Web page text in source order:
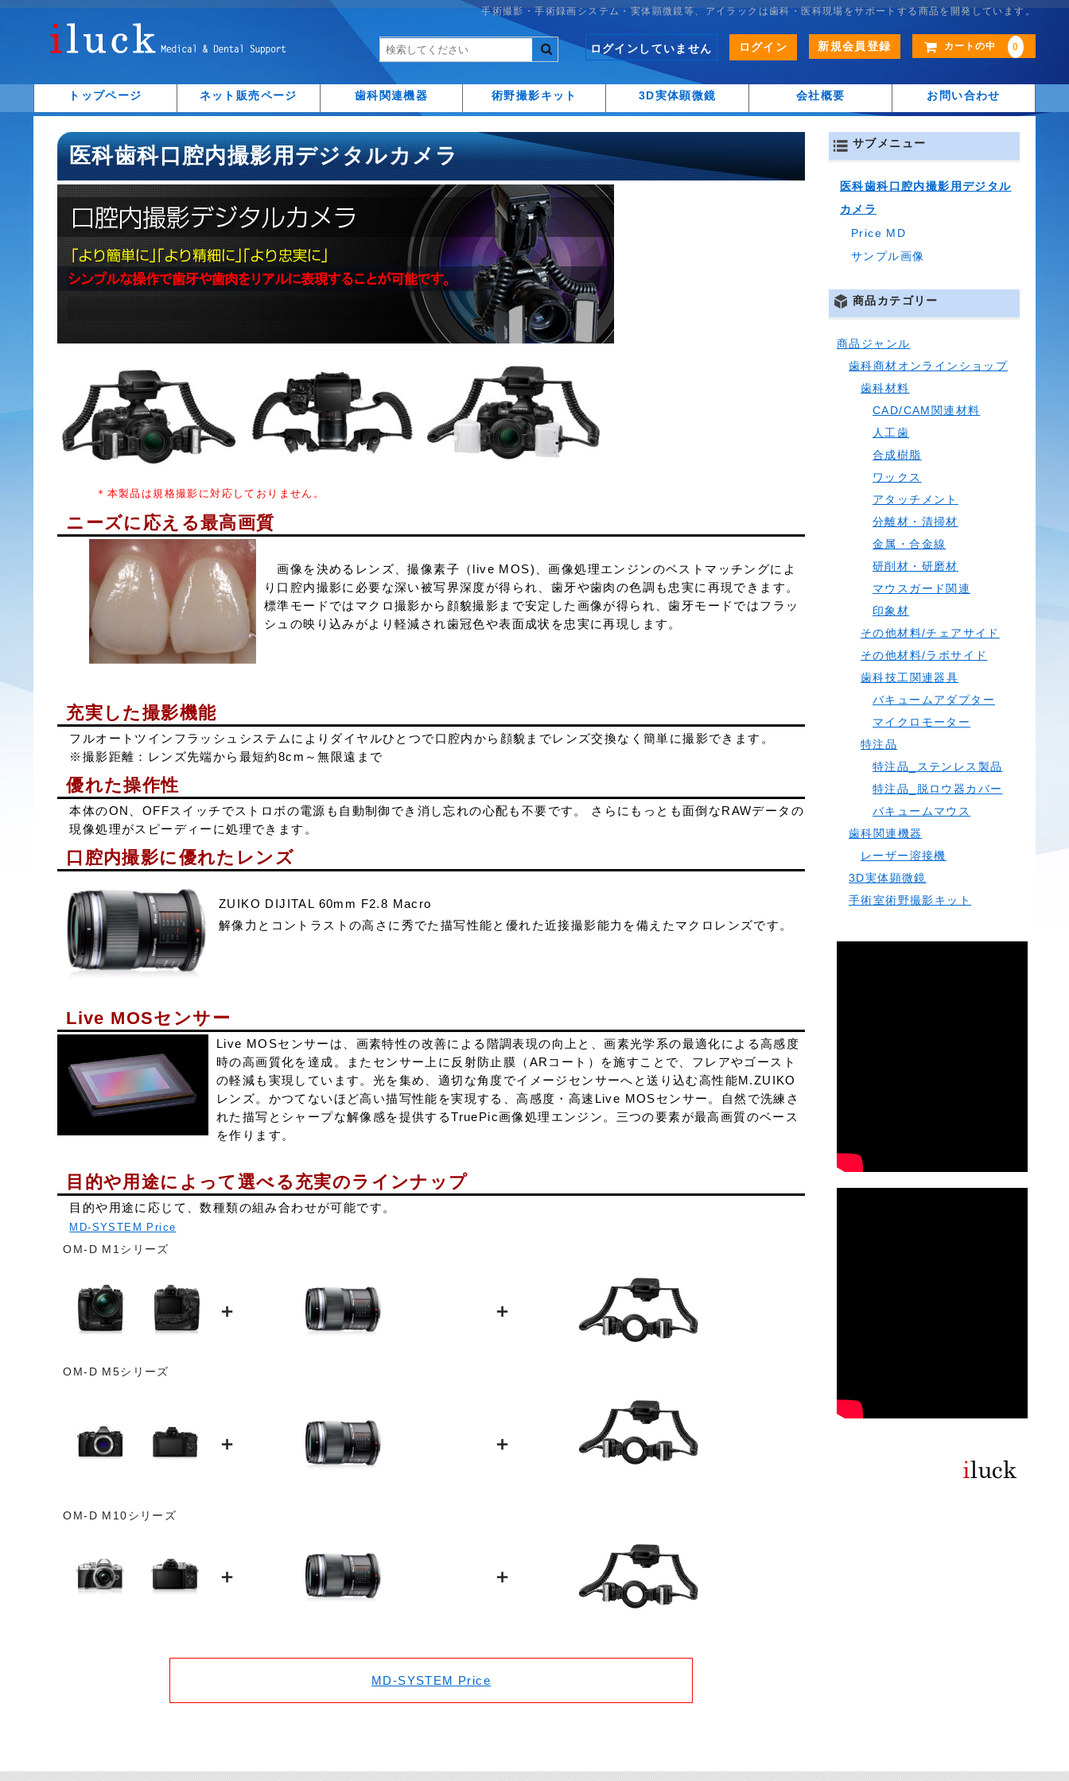
手術撮影・手術録画システム・実体顕微鏡等、アイラックは歯科・医科現場をサポートする商品を開発しています。
カートの中 0
ログインしていません ログイン 新規会員登録
トップページ ネット販売ページ 歯科関連機器 術野撮影キット 3D実体顕微鏡 会社概要 お問い合わせ
医科歯科口腔内撮影用デジタルカメラ
＊本製品は規格撮影に対応しておりません。
ニーズに応える最高画質
画像を決めるレンズ、撮像素子（live MOS)、画像処理エンジンのベストマッチングによ
り口腔内撮影に必要な深い被写界深度が得られ、歯牙や歯肉の色調も忠実に再現できます。
標準モードではマクロ撮影から顔貌撮影まで安定した画像が得られ、歯牙モードではフラッ
シュの映り込みがより軽減され歯冠色や表面成状を忠実に再現します。
充実した撮影機能
フルオートツインフラッシュシステムによりダイヤルひとつで口腔内から顔貌までレンズ交換なく簡単に撮影できます。
※撮影距離：レンズ先端から最短約8cm～無限遠まで
優れた操作性
本体のON、OFFスイッチでストロボの電源も自動制御でき消し忘れの心配も不要です。 さらにもっとも面倒なRAWデータの
現像処理がスピーディーに処理できます。
口腔内撮影に優れたレンズ
ZUIKO DIJITAL 60mm F2.8 Macro
解像力とコントラストの高さに秀でた描写性能と優れた近接撮影能力を備えたマクロレンズです。
Live MOSセンサー
Live MOSセンサーは、画素特性の改善による階調表現の向上と、画素光学系の最適化による高感度
時の高画質化を達成。またセンサー上に反射防止膜（ARコート）を施すことで、フレアやゴースト
の軽減も実現しています。光を集め、適切な角度でイメージセンサーへと送り込む高性能M.ZUIKO
レンズ。かつてないほど高い描写性能を実現する、高感度・高速Live MOSセンサー。自然で洗練さ
れた描写とシャープな解像感を提供するTruePic画像処理エンジン。三つの要素が最高画質のベース
を作ります。
目的や用途によって選べる充実のラインナップ
目的や用途に応じて、数種類の組み合わせが可能です。
MD-SYSTEM Price
OM-D M1シリーズ
＋ ＋
OM-D M5シリーズ
＋ ＋
OM-D M10シリーズ
＋ ＋
MD-SYSTEM Price
サブメニュー
医科歯科口腔内撮影用デジタル
カメラ
Price MD
サンプル画像
商品カテゴリー
商品ジャンル
歯科商材オンラインショップ
歯科材料
CAD/CAM関連材料
人工歯
合成樹脂
ワックス
アタッチメント
分離材・清掃材
金属・合金線
研削材・研磨材
マウスガード関連
印象材
その他材料/チェアサイド
その他材料/ラボサイド
歯科技工関連器具
バキュームアダプター
マイクロモーター
特注品
特注品_ステンレス製品
特注品_脱ロウ器カバー
バキュームマウス
歯科関連機器
レーザー溶接機
3D実体顕微鏡
手術室術野撮影キット